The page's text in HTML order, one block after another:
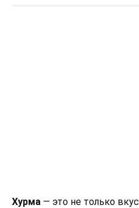
Хурма — это не только